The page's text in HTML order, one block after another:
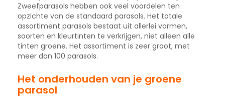
Zweefparasols hebben ook veel voordelen ten
opzichte van de standaard parasols. Het totale
assortiment parasols bestaat uit allerlei vormen,
soorten en kleurtinten te verkrijgen, niet alleen alle
tinten groene. Het assortiment is zeer groot, met
meer dan 100 parasols.
Het onderhouden van je groene
parasol